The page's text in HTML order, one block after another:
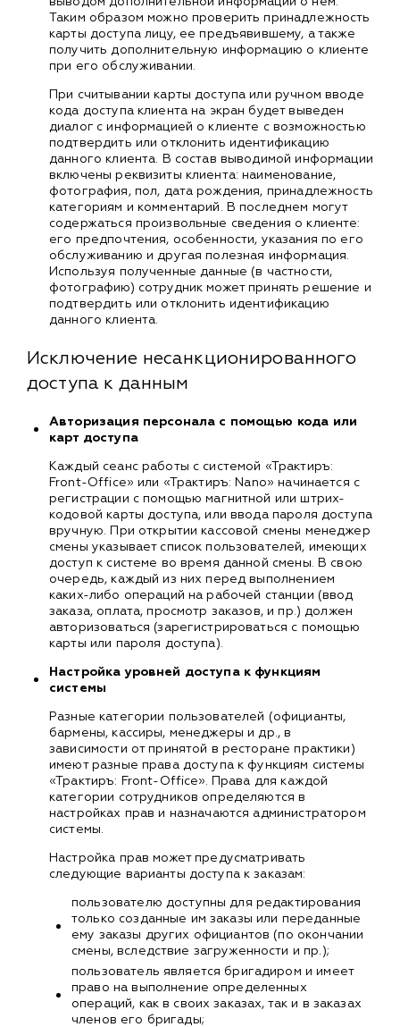
Таким образом можно проверить принадлежность
карты доступа лицу, ее предъявившему, а также
получить дополнительную информацию о клиенте
при его обслуживании.
При считывании карты доступа или ручном вводе
кода доступа клиента на экран будет выведен
диалог с информацией о клиенте с возможностью
подтвердить или отклонить идентификацию
данного клиента. В состав выводимой информации
включены реквизиты клиента: наименование,
фотография, пол, дата рождения, принадлежность
категориям и комментарий. В последнем могут
содержаться произвольные сведения о клиенте:
его предпочтения, особенности, указания по его
обслуживанию и другая полезная информация.
Используя полученные данные (в частности,
фотографию) сотрудник может принять решение и
подтвердить или отклонить идентификацию
данного клиента.
Исключение несанкционированного
доступа к данным
Авторизация персонала с помощью кода или
карт доступа
Каждый сеанс работы с системой «Трактиръ:
Front-Office» или «Трактиръ: Nano» начинается с
регистрации с помощью магнитной или штрих-
кодовой карты доступа, или ввода пароля доступа
вручную. При открытии кассовой смены менеджер
смены указывает список пользователей, имеющих
доступ к системе во время данной смены. В свою
очередь, каждый из них перед выполнением
каких-либо операций на рабочей станции (ввод
заказа, оплата, просмотр заказов, и пр.) должен
авторизоваться (зарегистрироваться с помощью
карты или пароля доступа).
Настройка уровней доступа к функциям
системы
Разные категории пользователей (официанты,
бармены, кассиры, менеджеры и др., в
зависимости от принятой в ресторане практики)
имеют разные права доступа к функциям системы
«Трактиръ: Front-Office». Права для каждой
категории сотрудников определяются в
настройках прав и назначаются администратором
системы.
Настройка прав может предусматривать
следующие варианты доступа к заказам:
пользователю доступны для редактирования
только созданные им заказы или переданные
ему заказы других официантов (по окончании
смены, вследствие загруженности и пр.);
пользователь является бригадиром и имеет
право на выполнение определенных
операций, как в своих заказах, так и в заказах
членов его бригады;